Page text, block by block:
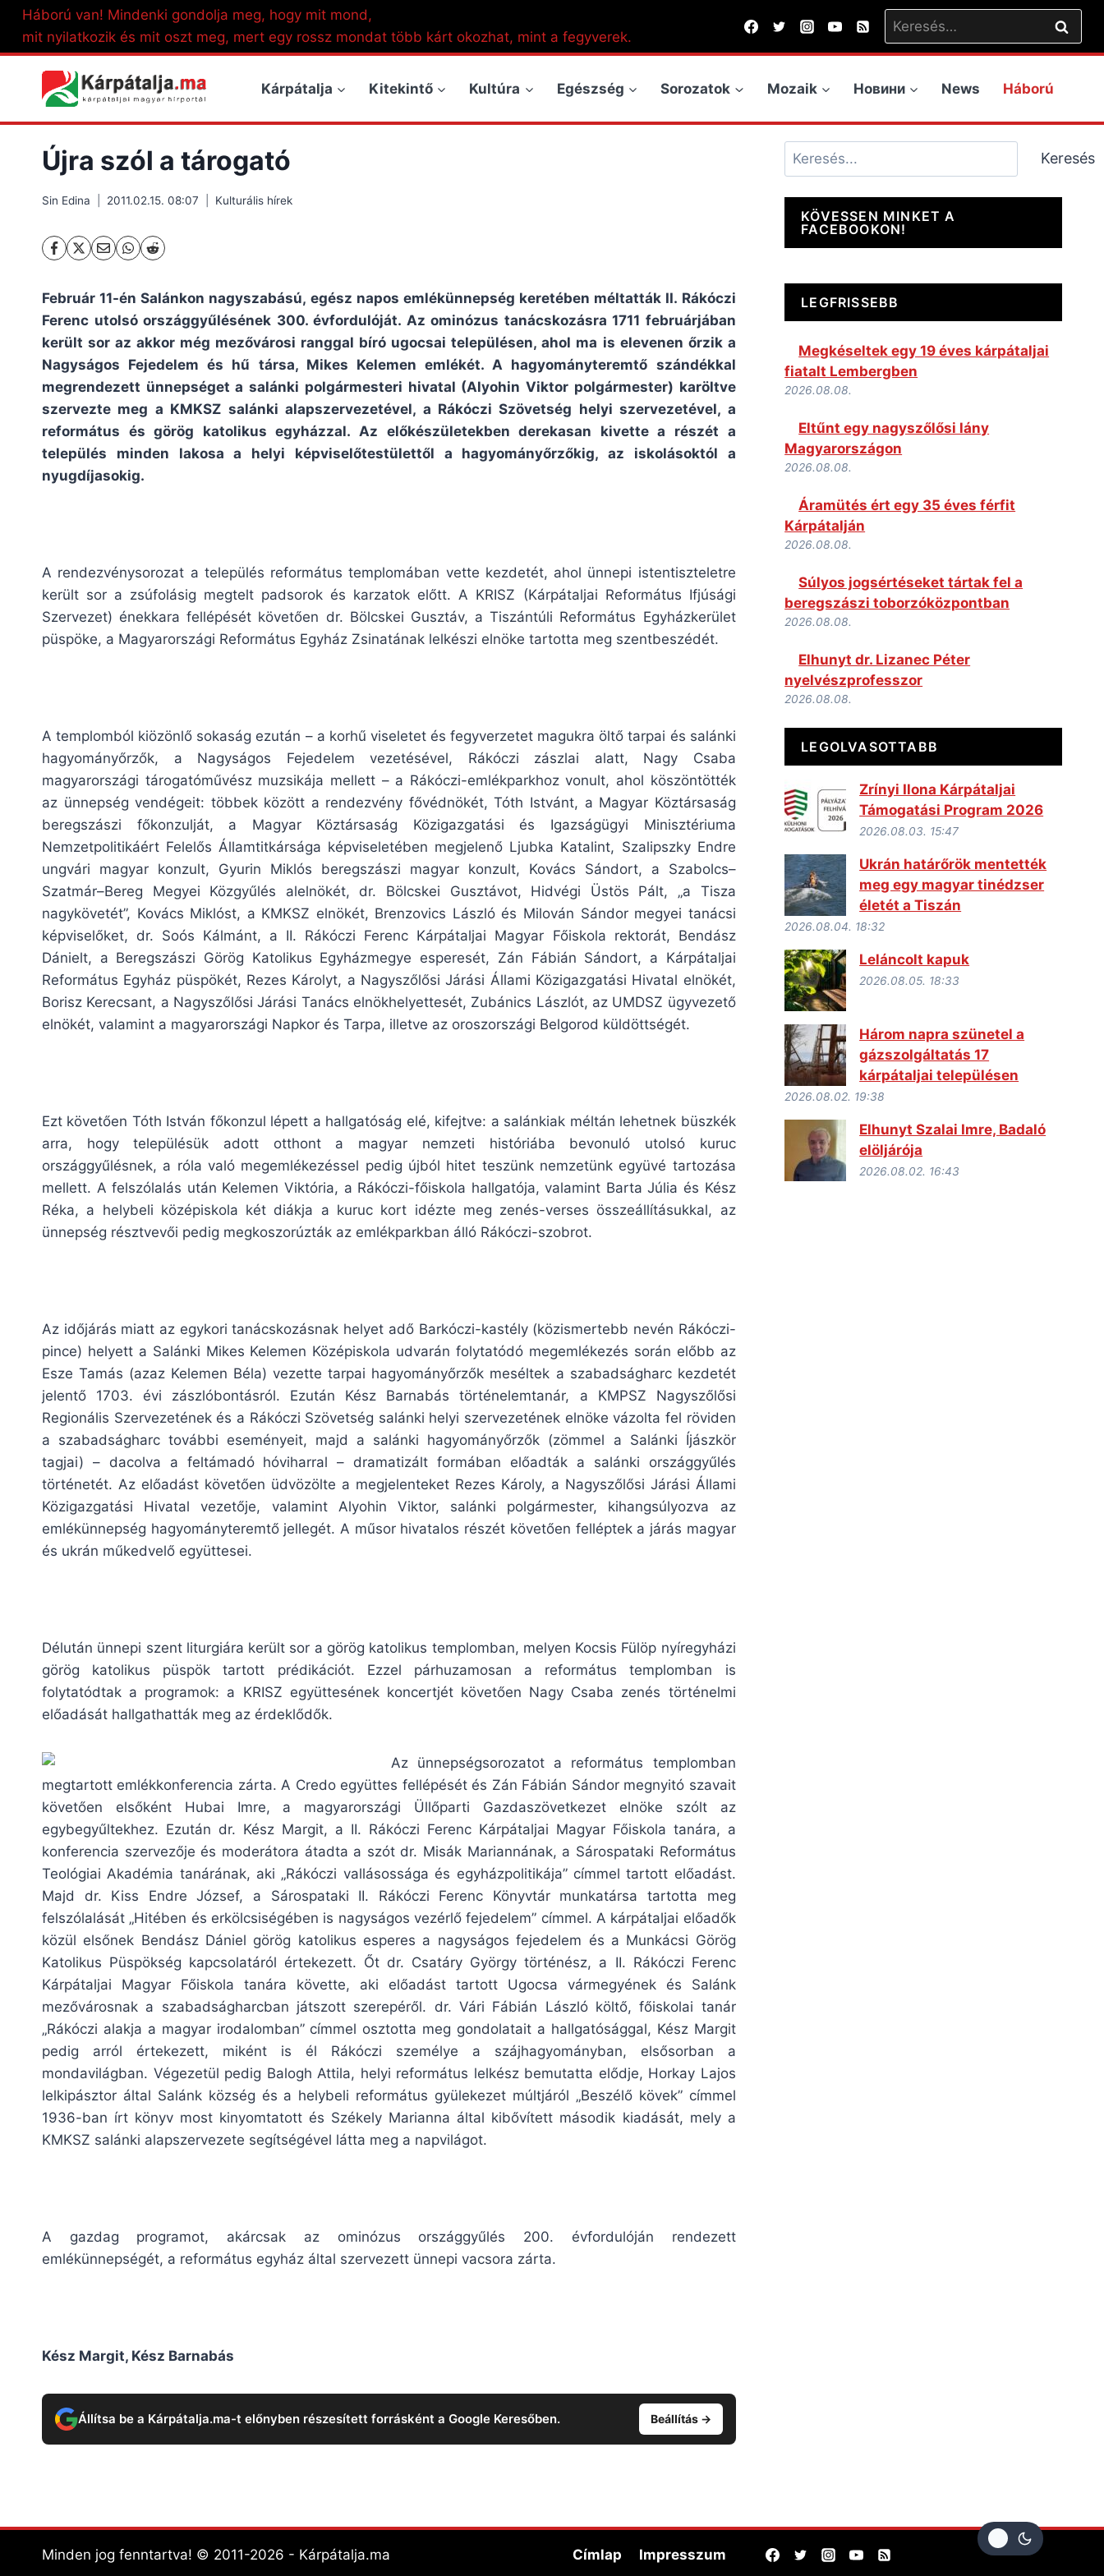
Skip
content
Háború van! Mindenki gondolja meg, hogy mit mond,
mit nyilatkozik és mit oszt meg, mert egy rossz mondat több kárt okozhat, mint a fegyverek.
Keresés:
Kárpátalja Kitekintő Kultúra Egészség Sorozatok Mozaik Новини News Háború
Újra szól a tárogató
Sin Edina 2011.02.15. 08:07 Kulturális hírek
Február 11-én Salánkon nagyszabású, egész napos emlékünnepség keretében méltatták II. Rákóczi
Ferenc utolsó országgyűlésének 300. évfordulóját. Az ominózus tanácskozásra 1711 februárjában
került sor az akkor még mezővárosi ranggal bíró ugocsai településen, ahol ma is elevenen őrzik a
Nagyságos Fejedelem és hű társa, Mikes Kelemen emlékét. A hagyományteremtő szándékkal
megrendezett ünnepséget a salánki polgármesteri hivatal (Alyohin Viktor polgármester) karöltve
szervezte meg a KMKSZ salánki alapszervezetével, a Rákóczi Szövetség helyi szervezetével, a
református és görög katolikus egyházzal. Az előkészületekben derekasan kivette a részét a
település minden lakosa a helyi képviselőtestülettől a hagyományőrzőkig, az iskolásoktól a
nyugdíjasokig.
A rendezvénysorozat a település református templomában vette kezdetét, ahol ünnepi istentiszteletre
került sor a zsúfolásig megtelt padsorok és karzatok előtt. A KRISZ (Kárpátaljai Református Ifjúsági
Szervezet) énekkara fellépését követően dr. Bölcskei Gusztáv, a Tiszántúli Református Egyházkerület
püspöke, a Magyarországi Református Egyház Zsinatának lelkészi elnöke tartotta meg szentbeszédét.
A templomból kiözönlő sokaság ezután – a korhű viseletet és fegyverzetet magukra öltő tarpai és salánki
hagyományőrzők, a Nagyságos Fejedelem vezetésével, Rákóczi zászlai alatt, Nagy Csaba
magyarországi tárogatóművész muzsikája mellett – a Rákóczi-emlékparkhoz vonult, ahol köszöntötték
az ünnepség vendégeit: többek között a rendezvény fővédnökét, Tóth Istvánt, a Magyar Köztársaság
beregszászi főkonzulját, a Magyar Köztársaság Közigazgatási és Igazságügyi Minisztériuma
Nemzetpolitikáért Felelős Államtitkársága képviseletében megjelenő Ljubka Katalint, Szalipszky Endre
ungvári magyar konzult, Gyurin Miklós beregszászi magyar konzult, Kovács Sándort, a Szabolcs–
Szatmár–Bereg Megyei Közgyűlés alelnökét, dr. Bölcskei Gusztávot, Hidvégi Üstös Pált, „a Tisza
nagykövetét”, Kovács Miklóst, a KMKSZ elnökét, Brenzovics László és Milován Sándor megyei tanácsi
képviselőket, dr. Soós Kálmánt, a II. Rákóczi Ferenc Kárpátaljai Magyar Főiskola rektorát, Bendász
Dánielt, a Beregszászi Görög Katolikus Egyházmegye esperesét, Zán Fábián Sándort, a Kárpátaljai
Református Egyház püspökét, Rezes Károlyt, a Nagyszőlősi Járási Állami Közigazgatási Hivatal elnökét,
Borisz Kerecsant, a Nagyszőlősi Járási Tanács elnökhelyettesét, Zubánics Lászlót, az UMDSZ ügyvezető
elnökét, valamint a magyarországi Napkor és Tarpa, illetve az oroszországi Belgorod küldöttségét.
Ezt követően Tóth István főkonzul lépett a hallgatóság elé, kifejtve: a salánkiak méltán lehetnek büszkék
arra, hogy településük adott otthont a magyar nemzeti históriába bevonuló utolsó kuruc
országgyűlésnek, a róla való megemlékezéssel pedig újból hitet teszünk nemzetünk együvé tartozása
mellett. A felszólalás után Kelemen Viktória, a Rákóczi-főiskola hallgatója, valamint Barta Júlia és Kész
Réka, a helybeli középiskola két diákja a kuruc kort idézte meg zenés-verses összeállításukkal, az
ünnepség résztvevői pedig megkoszorúzták az emlékparkban álló Rákóczi-szobrot.
Az időjárás miatt az egykori tanácskozásnak helyet adő Barkóczi-kastély (közismertebb nevén Rákóczi-
pince) helyett a Salánki Mikes Kelemen Középiskola udvarán folytatódó megemlékezés során előbb az
Esze Tamás (azaz Kelemen Béla) vezette tarpai hagyományőrzők meséltek a szabadságharc kezdetét
jelentő 1703. évi zászlóbontásról. Ezután Kész Barnabás történelemtanár, a KMPSZ Nagyszőlősi
Regionális Szervezetének és a Rákóczi Szövetség salánki helyi szervezetének elnöke vázolta fel röviden
a szabadságharc további eseményeit, majd a salánki hagyományőrzők (zömmel a Salánki Íjászkör
tagjai) – dacolva a feltámadó hóviharral – dramatizált formában előadták a salánki országgyűlés
történetét. Az előadást követően üdvözölte a megjelenteket Rezes Károly, a Nagyszőlősi Járási Állami
Közigazgatási Hivatal vezetője, valamint Alyohin Viktor, salánki polgármester, kihangsúlyozva az
emlékünnepség hagyományteremtő jellegét. A műsor hivatalos részét követően felléptek a járás magyar
és ukrán műkedvelő együttesei.
Délután ünnepi szent liturgiára került sor a görög katolikus templomban, melyen Kocsis Fülöp nyíregyházi
görög katolikus püspök tartott prédikációt. Ezzel párhuzamosan a református templomban is
folytatódtak a programok: a KRISZ együttesének koncertjét követően Nagy Csaba zenés történelmi
előadását hallgathatták meg az érdeklődők.
Az ünnepségsorozatot a református templomban
megtartott emlékkonferencia zárta. A Credo együttes fellépését és Zán Fábián Sándor megnyitó szavait
követően elsőként Hubai Imre, a magyarországi Üllőparti Gazdaszövetkezet elnöke szólt az
egybegyűltekhez. Ezután dr. Kész Margit, a II. Rákóczi Ferenc Kárpátaljai Magyar Főiskola tanára, a
konferencia szervezője és moderátora átadta a szót dr. Misák Mariannának, a Sárospataki Református
Teológiai Akadémia tanárának, aki „Rákóczi vallásossága és egyházpolitikája” címmel tartott előadást.
Majd dr. Kiss Endre József, a Sárospataki II. Rákóczi Ferenc Könyvtár munkatársa tartotta meg
felszólalását „Hitében és erkölcsiségében is nagyságos vezérlő fejedelem” címmel. A kárpátaljai előadők
közül elsőnek Bendász Dániel görög katolikus esperes a nagyságos fejedelem és a Munkácsi Görög
Katolikus Püspökség kapcsolatáról értekezett. Őt dr. Csatáry György történész, a II. Rákóczi Ferenc
Kárpátaljai Magyar Főiskola tanára követte, aki előadást tartott Ugocsa vármegyének és Salánk
mezővárosnak a szabadságharcban játszott szerepéről. dr. Vári Fábián László költő, főiskolai tanár
„Rákóczi alakja a magyar irodalomban” címmel osztotta meg gondolatait a hallgatósággal, Kész Margit
pedig arról értekezett, miként is él Rákóczi személye a szájhagyományban, elsősorban a
mondavilágban. Végezetül pedig Balogh Attila, helyi református lelkész bemutatta elődje, Horkay Lajos
lelkipásztor által Salánk község és a helybeli református gyülekezet múltjáról „Beszélő kövek” címmel
1936-ban írt könyv most kinyomtatott és Székely Marianna által kibővített második kiadását, mely a
KMKSZ salánki alapszervezete segítségével látta meg a napvilágot.
A gazdag programot, akárcsak az ominózus országgyűlés 200. évfordulóján rendezett
emlékünnepségét, a református egyház által szervezett ünnepi vacsora zárta.
Kész Margit, Kész Barnabás
Állítsa be a Kárpátalja.ma-t előnyben részesített forrásként a Google Keresőben. Beállítás →
Keresés Keresés
KÖVESSEN MINKET A
FACEBOOKON!
LEGFRISSEBB
Megkéseltek egy 19 éves kárpátaljai
fiatalt Lembergben
2026.08.08.
Eltűnt egy nagyszőlősi lány
Magyarországon
2026.08.08.
Áramütés ért egy 35 éves férfit
Kárpátalján
2026.08.08.
Súlyos jogsértéseket tártak fel a
beregszászi toborzóközpontban
2026.08.08.
Elhunyt dr. Lizanec Péter
nyelvészprofesszor
2026.08.08.
LEGOLVASOTTABB
Zrínyi Ilona Kárpátaljai
Támogatási Program 2026
2026.08.03. 15:47
Ukrán határőrök mentették
meg egy magyar tinédzser
életét a Tiszán
2026.08.04. 18:32
Leláncolt kapuk
2026.08.05. 18:33
Három napra szünetel a
gázszolgáltatás 17
kárpátaljai településen
2026.08.02. 19:38
Elhunyt Szalai Imre, Badaló
elöljárója
2026.08.02. 16:43
Minden jog fenntartva! © 2011-2026 - Kárpátalja.ma Címlap Impresszum